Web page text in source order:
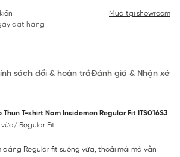
đặt hàng
Mua tại showroom
sách đổi & hoàn trảĐánh giá & Nhận xét
Thun T-shirt Nam Insidemen Regular Fit ITS016S3
Regular Fit
dáng Regular fit suông vừa, thoải mái mà vẫn